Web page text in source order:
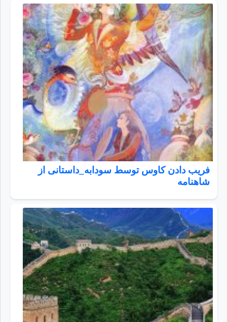
فریب دادن کاوس توسط سودابه_داستانی از
شاهنامه